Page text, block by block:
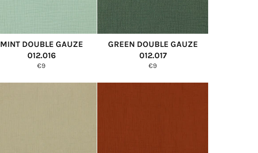
MINT DOUBLE GAUZE
012.016
Normale
€9
GREEN DOUBLE GAUZE
012.017
Normale
€9